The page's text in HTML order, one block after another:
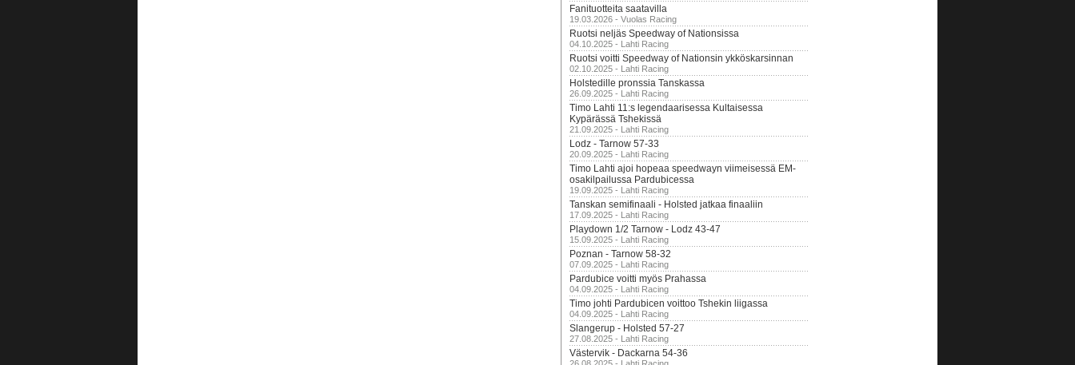
Fanituotteita saatavilla
19.03.2026 - Vuolas Racing
Ruotsi neljäs Speedway of Nationsissa
04.10.2025 - Lahti Racing
Ruotsi voitti Speedway of Nationsin ykköskarsinnan
02.10.2025 - Lahti Racing
Holstedille pronssia Tanskassa
26.09.2025 - Lahti Racing
Timo Lahti 11:s legendaarisessa Kultaisessa
Kypärässä Tshekissä
21.09.2025 - Lahti Racing
Lodz - Tarnow 57-33
20.09.2025 - Lahti Racing
Timo Lahti ajoi hopeaa speedwayn viimeisessä EM-
osakilpailussa Pardubicessa
19.09.2025 - Lahti Racing
Tanskan semifinaali - Holsted jatkaa finaaliin
17.09.2025 - Lahti Racing
Playdown 1/2 Tarnow - Lodz 43-47
15.09.2025 - Lahti Racing
Poznan - Tarnow 58-32
07.09.2025 - Lahti Racing
Pardubice voitti myös Prahassa
04.09.2025 - Lahti Racing
Timo johti Pardubicen voittoo Tshekin liigassa
04.09.2025 - Lahti Racing
Slangerup - Holsted 57-27
27.08.2025 - Lahti Racing
Västervik - Dackarna 54-36